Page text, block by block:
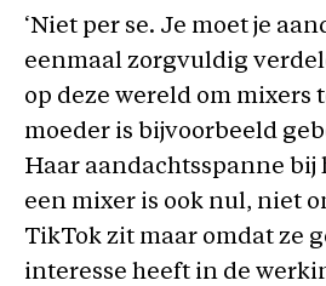
‘Niet per se. Je moet je
eenmaal zorgvuldig
op deze wereld om mixers
moeder is bijvoorbeeld
Haar aandachtsspanne bij
een mixer is ook nul, niet
TikTok zit maar omdat ze
interesse heeft in de